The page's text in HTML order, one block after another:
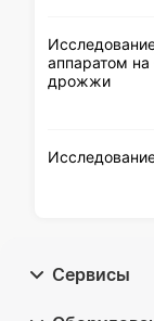
аппаратом
дрожжи
Сервисы